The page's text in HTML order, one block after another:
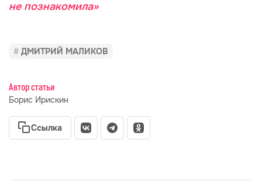
вопрос о возлюбленном Стефании: «Меня ещё
Автор статьи
Борис Ирискин